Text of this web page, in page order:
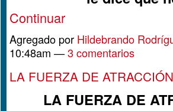
Continuar
Agregado por Hildebrando
10:48am —3 comentarios
LA FUERZA DE
LA FUERZA DE